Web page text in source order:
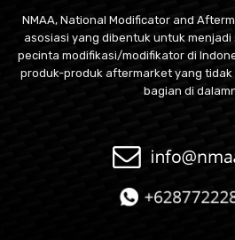
NMAA, National Modificator and
asosiasi yang dibentuk untuk
pecinta modifikasi/modifikator di
produk-produk aftermarket yang
bagian di